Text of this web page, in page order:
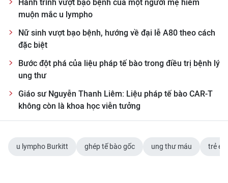
Hành trình vượt bạo bệnh của một người mẹ hiếm
muộn mắc u lympho
Nữ sinh vượt bạo bệnh, hướng về đại lễ A80 theo cách
đặc biệt
Bước đột phá của liệu pháp tế bào trong điều trị bệnh lý
ung thư
Giáo sư Nguyễn Thanh Liêm: Liệu pháp tế bào CAR-T
không còn là khoa học viễn tưởng
u lympho Burkitt ghép tế bào gốc ung thư máu trẻ em